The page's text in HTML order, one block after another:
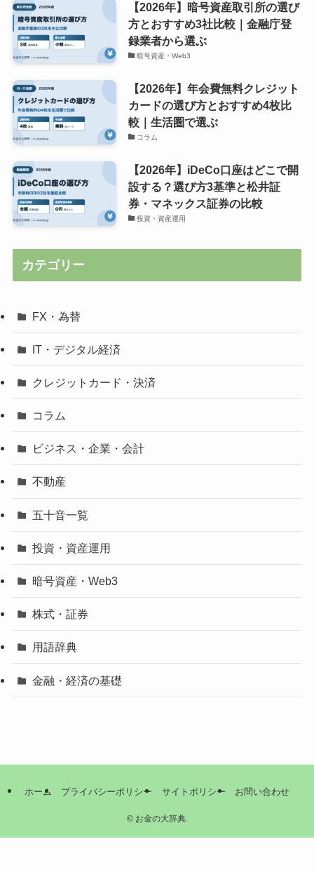
【2026年】暗号資産取引所の選び
方とおすすめ3社比較｜金融庁登
録業者から選ぶ
暗号資産・Web3
【2026年】年会費無料クレジット
カードの選び方とおすすめ4枚比
較｜生活圏で選ぶ
コラム
【2026年】iDeCo口座はどこで開
設する？選び方3基準と松井証
券・マネックス証券の比較
投資・資産運用
カテゴリー
FX・為替
IT・デジタル経済
クレジットカード・決済
コラム
ビジネス・企業・会計
不動産
五十音一覧
投資・資産運用
暗号資産・Web3
株式・証券
用語辞典
金融・経済の基礎
ホーム プライバシーポリシー サイトポリシー お問い合わせ
©お金の大辞典.